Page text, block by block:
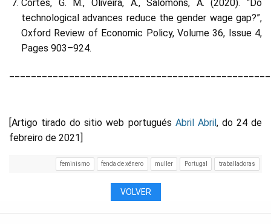
Cortes, G. M., Oliveira, A., Salomons, A. (2020). “Do
technological advances reduce the gender wage gap?”,
Oxford Review of Economic Policy, Volume 36, Issue 4,
Pages 903–924.
[Artigo tirado do sitio web portugués Abril Abril, do 24 de
febreiro de 2021]
feminismo fenda de xénero muller Portugal traballadoras
VOLVER